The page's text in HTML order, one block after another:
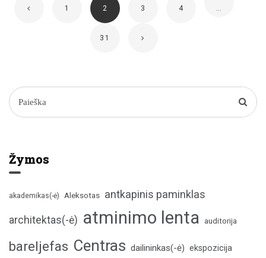
1 2 3 4 …
31
Žymos
akademikas(-ė) Aleksotas antkapinis paminklas
architektas(-ė) atminimo lenta auditorija
bareljefas Centras dailininkas(-ė) ekspozicija